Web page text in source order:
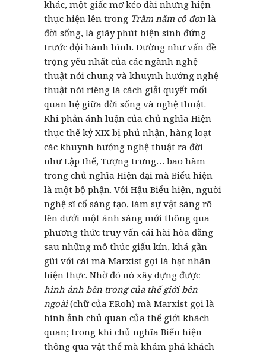
khác, một giấc mơ kéo dài nhưng hiện
thực hiện lên trong Trăm năm cô đơn là
đời sống, là giây phút hiện sinh đứng
trước đội hành hình. Dường như vấn đề
trọng yếu nhất của các ngành nghệ
thuật nói chung và khuynh hướng nghệ
thuật nói riêng là cách giải quyết mối
quan hệ giữa đời sống và nghệ thuật.
Khi phản ánh luận của chủ nghĩa Hiện
thực thế kỷ XIX bị phủ nhận, hàng loạt
các khuynh hướng nghệ thuật ra đời
như Lập thể, Tượng trưng… bao hàm
trong chủ nghĩa Hiện đại mà Biểu hiện
là một bộ phận. Với Hậu Biểu hiện, người
nghệ sĩ cố sáng tạo, làm sự vật sáng rõ
lên dưới một ánh sáng mới thông qua
phương thức truy vấn cái hài hòa đằng
sau những mô thức giấu kín, khá gần
gũi với cái mà Marxist gọi là hạt nhân
hiện thực. Nhờ đó nó xây dựng được
hình ảnh bên trong của thế giới bên
ngoài(chữ của F.Roh) mà Marxist gọi là
hình ảnh chủ quan của thế giới khách
quan; trong khi chủ nghĩa Biểu hiện
thông qua vật thể mà khám phá khách